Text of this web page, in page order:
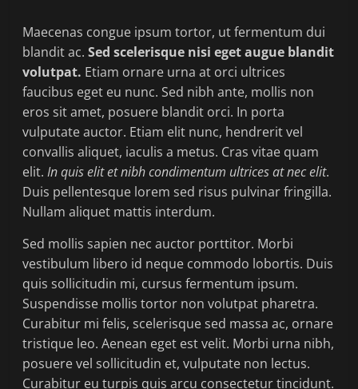
Maecenas congue ipsum tortor, ut fermentum dui
blandit ac.Sed scelerisque nisi eget augue blandit
volutpat. Etiam ornare urna at orci ultrices
faucibus eget eu nunc. Sed nibh ante, mollis non
eros sit amet, posuere blandit orci. In porta
vulputate auctor. Etiam elit nunc, hendrerit vel
convallis aliquet, iaculis a metus. Cras vitae quam
elit.In quis elit et nibh condimentum ultrices at nec elit.
Duis pellentesque lorem sed risus pulvinar fringilla.
Nullam aliquet mattis interdum.
Sed mollis sapien nec auctor porttitor. Morbi
vestibulum libero id neque commodo lobortis. Duis
quis sollicitudin mi, cursus fermentum ipsum.
Suspendisse mollis tortor non volutpat pharetra.
Curabitur mi felis, scelerisque sed massa ac, ornare
tristique leo. Aenean eget est velit. Morbi urna nibh,
posuere vel sollicitudin et, vulputate non lectus.
Curabitur eu turpis quis arcu consectetur tincidunt.